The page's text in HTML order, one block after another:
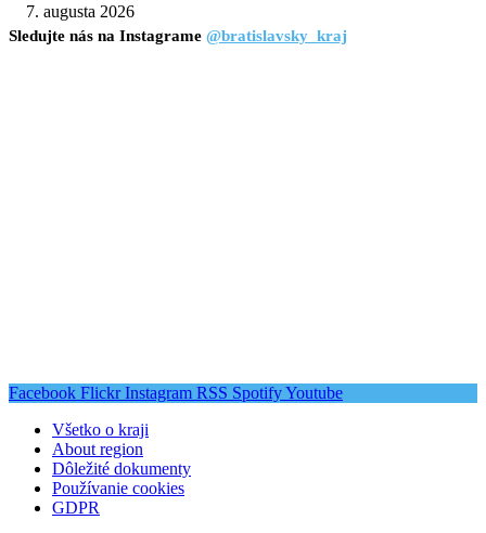
7. augusta 2026
Sledujte nás na Instagrame @bratislavsky_kraj
Facebook Flickr Instagram RSS SpotifyYoutube
Všetko o kraji
About region
Dôležité dokumenty
Používanie cookies
GDPR